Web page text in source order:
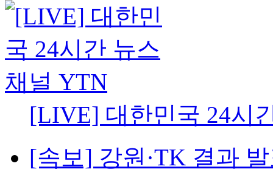
[LIVE] 대한민국 24시
[속보] 강원·TK 결과